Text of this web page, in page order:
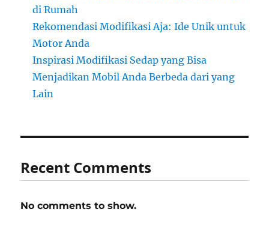
di Rumah
Rekomendasi Modifikasi Aja: Ide Unik untuk
Motor Anda
Inspirasi Modifikasi Sedap yang Bisa
Menjadikan Mobil Anda Berbeda dari yang
Lain
Recent Comments
No comments to show.